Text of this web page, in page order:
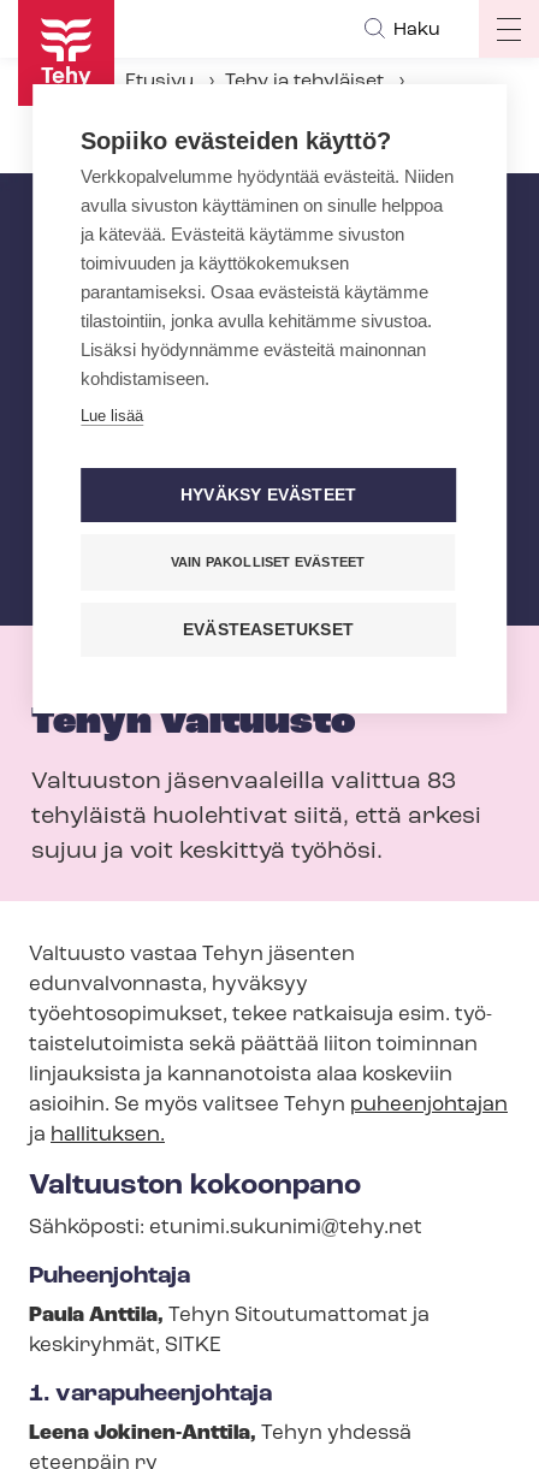
Hyppää
pääsisältöön
Haku
Etusivu
Tehy ja tehyläiset
Tehyn valtuusto
Valtuuston jäsenvaaleilla valittua 83
tehyläistä huolehtivat siitä, että arkesi
sujuu ja voit keskittyä työhösi.
Valtuusto vastaa Tehyn jäsenten
edunvalvonnasta, hyväksyy
työehtosopimukset, tekee ratkaisuja esim. työ­
tais­te­lu­toi­mis­ta sekä päättää liiton toiminnan
linjauksista ja kannanotoista alaa koskeviin
asioihin. Se myös valitsee Tehyn puheenjohtajan
ja hallituksen.
Valtuuston kokoonpano
Sähköposti: etunimi.sukunimi@tehy.net
Puheenjohtaja
Paula Anttila, Tehyn Sitoutumattomat ja
keskiryhmät, SITKE
1. varapuheenjohtaja
Leena Jokinen-Anttila, Tehyn yhdessä
eteenpäin ry
Sopiiko evästeiden käyttö?
Verkkopalvelumme hyödyntää evästeitä. Niiden
avulla sivuston käyttäminen on sinulle helppoa
ja kätevää. Evästeitä käytämme sivuston
toimivuuden ja käyttökokemuksen
parantamiseksi. Osaa evästeistä käytämme
tilastointiin, jonka avulla kehitämme sivustoa.
Lisäksi hyödynnämme evästeitä mainonnan
kohdistamiseen.
Lue lisää
HYVÄKSY EVÄSTEET
VAIN PAKOLLISET EVÄSTEET
EVÄSTEASETUKSET